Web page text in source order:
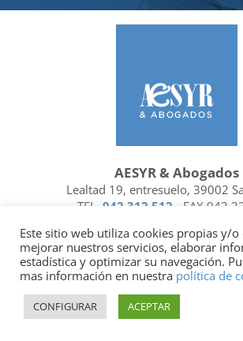
AESYR & Abogados
Lealtad 19, entresuelo, 39002
TEL. 942 312 512 - FAX 942
Facebook
Socio de |
Política de privacidad
Este sitio web utiliza cookies propias y/o
mejorar nuestros servicios, elaborar
estadística y optimizar su navegación.
mas información en nuestra política de
CONFIGURAR ACEPTAR